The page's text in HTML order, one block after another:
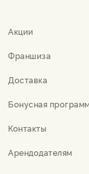
Акции
Франшиза
Доставка
Бонусная
Контакты
Арендодателям